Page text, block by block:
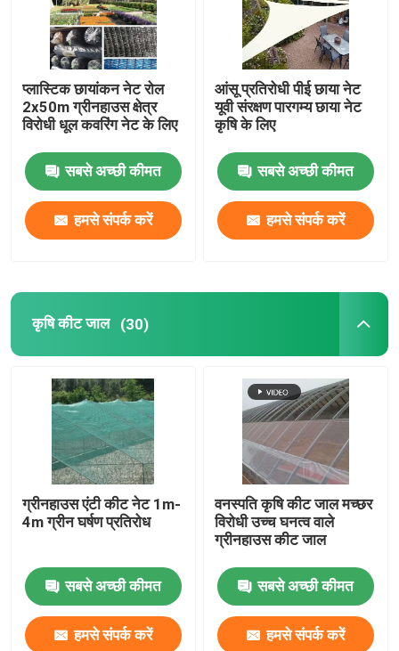
प्लास्टिक छायांकन नेट रोल
2x50m ग्रीनहाउस क्षेत्र
विरोधी धूल कवरिंग नेट के लिए
सबसे अच्छी कीमत
हमसे संपर्क करें
आंसू प्रतिरोधी पीई छाया नेट
यूवी संरक्षण पारगम्य छाया नेट
कृषि के लिए
सबसे अच्छी कीमत
हमसे संपर्क करें
कृषि कीट जाल (30)
ग्रीनहाउस एंटी कीट नेट 1m-
4m ग्रीन घर्षण प्रतिरोध
सबसे अच्छी कीमत
हमसे संपर्क करें
वनस्पति कृषि कीट जाल मच्छर
विरोधी उच्च घनत्व वाले
ग्रीनहाउस कीट जाल
सबसे अच्छी कीमत
हमसे संपर्क करें